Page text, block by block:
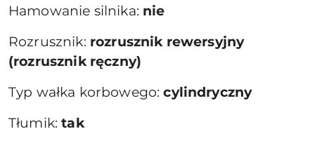
Hamowanie silnika: nie
Rozrusznik: rozrusznik rewersyjny
(rozrusznik ręczny)
Typ wałka korbowego:cylindryczny
Tłumik:tak